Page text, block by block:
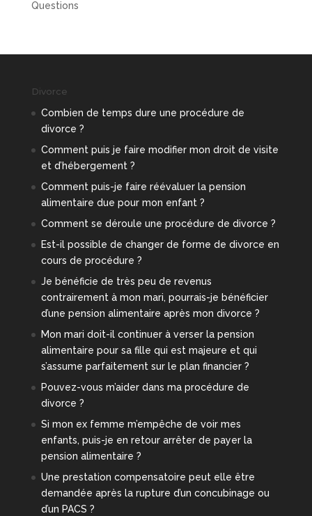
Questions
Divorce
Combien de temps dure une procédure de
divorce ?
Comment puis je faire modifier mon droit de visite
et d’hébergement ?
Comment puis-je faire réévaluer la pension
alimentaire due pour mon enfant ?
Comment se déroule une procédure de divorce ?
Est-il possible de changer de forme de divorce en
cours de procédure ?
Je bénéficie de très peu de revenus
contrairement à mon mari, pourrais-je bénéficier
d’une pension alimentaire après mon divorce ?
Mon mari doit-il continuer à verser la pension
alimentaire pour sa fille qui est majeure et qui
s’assume parfaitement sur le plan financier ?
Pouvez-vous m’aider dans ma procédure de
divorce ?
Si mon ex femme m’empêche de voir mes
enfants, puis-je en retour arrêter de payer la
pension alimentaire ?
Une prestation compensatoire peut elle être
demandée après la rupture d’un concubinage ou
d’un PACS ?